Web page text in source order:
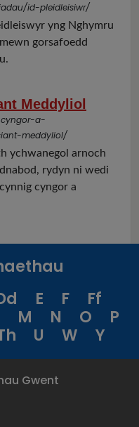
id-pleidleisiwr/
yng Nghymru
gorsafoedd
Meddyliol
a-
meddyliol/
ychwanegol arnoch
rydyn ni wedi
cyngor a
E F
Ff
M N O
P
U W Y
Gwent